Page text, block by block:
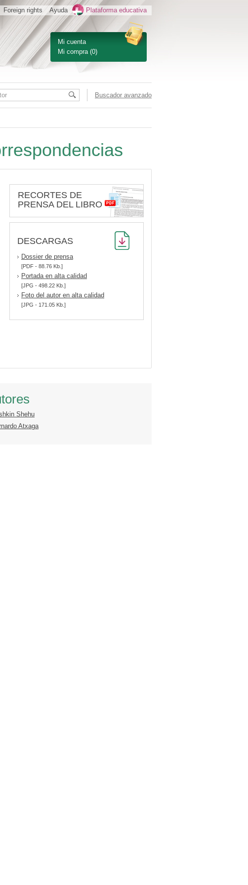
Mi cuenta
Mi compra (0)
Foreign rights Ayuda Plataforma educativa
Buscador avanzado
RECORTES DE
PRENSA DEL LIBRO
DESCARGAS
Dossier de prensa
[PDF - 88.76 Kb.]
Portada en alta calidad
[JPG - 498.22 Kb.]
Foto del autor en alta calidad
[JPG - 171.05 Kb.]
Shehu
Atxaga